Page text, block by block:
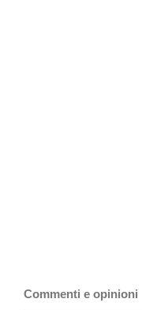
Commenti e opinioni